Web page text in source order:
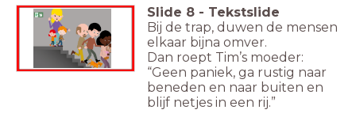
Slide 8 - Tekstslide
Bij de trap, duwen de mensen
elkaar bijna omver.
Dan roept Tim’s moeder:
“Geen paniek, ga rustig naar
beneden en naar buiten en
blijf netjes in een rij.”